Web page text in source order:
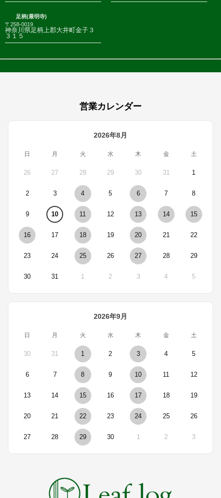
足柄(最明寺)
〒258-0019
神奈川県足柄上郡大井町金子３
３１５
営業カレンダー
2026年8月
日 月 火 水 木 金 土
26 27 28 29 30 31 1
2 3 4 5 6 7 8
9 10 11 12 13 14 15
16 17 18 19 20 21 22
23 24 25 26 27 28 29
30 31 1 2 3 4 5
2026年9月
日 月 火 水 木 金 土
30 31 1 2 3 4 5
6 7 8 9 10 11 12
13 14 15 16 17 18 19
20 21 22 23 24 25 26
27 28 29 30 1 2 3